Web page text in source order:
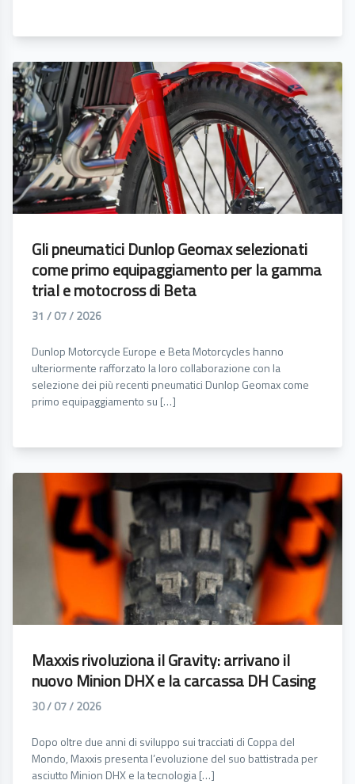
Gli pneumatici Dunlop Geomax selezionati
come primo equipaggiamento per la gamma
trial e motocross di Beta
31 / 07 / 2026
Dunlop Motorcycle Europe e Beta Motorcycles hanno
ulteriormente rafforzato la loro collaborazione con la
selezione dei più recenti pneumatici Dunlop Geomax come
primo equipaggiamento su […]
Maxxis rivoluziona il Gravity: arrivano il
nuovo Minion DHX e la carcassa DH Casing
30 / 07 / 2026
Dopo oltre due anni di sviluppo sui tracciati di Coppa del
Mondo, Maxxis presenta l’evoluzione del suo battistrada per
asciutto Minion DHX e la tecnologia […]